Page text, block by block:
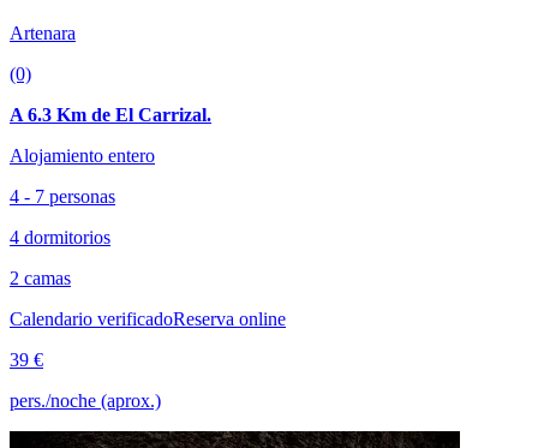
Artenara
(0)
A 6.3 Km de El Carrizal.
Alojamiento entero
4 - 7 personas
4 dormitorios
2 camas
Calendario verificadoReserva online
39 €
pers./noche (aprox.)